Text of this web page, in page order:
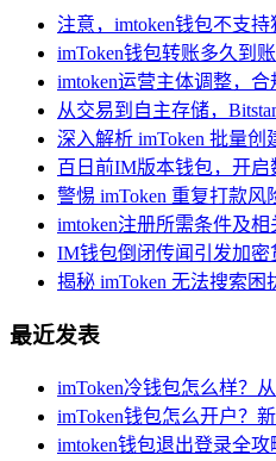
注意，imtoken钱包不支
imToken钱包转账多久到
imtoken运营主体调整，
从交易到自主存储，
深入解析 imToken 批量创
百日前IM版本钱包，开启
警惕 imToken 重复打款
imtoken注册所需条件及相
IM钱包倒闭传闻引发加密
揭秘 imToken 无法搜索困
最近发表
imToken冷钱包怎么样？
imToken钱包怎么开户？
imtoken钱包退出登录全